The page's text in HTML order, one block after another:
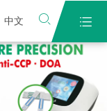
中文  